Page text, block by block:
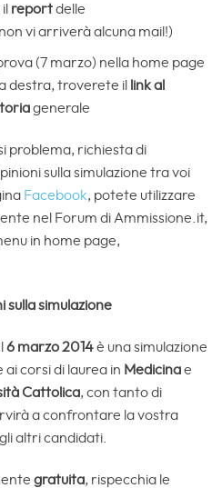
reportdelle
vi arriverà alcuna mail!)
(7 marzo) nella home page
destra, troverete il
link al
generale
problema, richiesta di
sulla simulazione tra voi
Facebook, potete utilizzare
nel Forum di Ammissione.it,
in home page,
sulla simulazione
6 marzo2014è una simulazione
corsi di laurea in Medicinae
Cattolica, con tanto di
a confrontare la vostra
altri candidati.
gratuita, rispecchia le